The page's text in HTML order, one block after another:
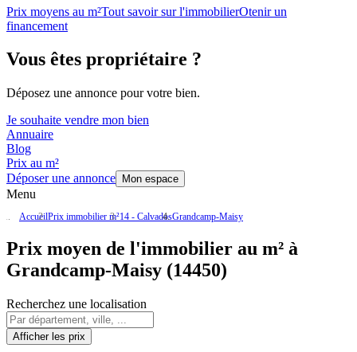
Prix moyens au m²Tout savoir sur l'immobilierOtenir un
financement
Vous êtes propriétaire ?
Déposez une annonce pour votre bien.
Je souhaite vendre mon bien
Annuaire
Blog
Prix au m²
Déposer une annonce
Mon espace
Menu
AccueilPrix immobilier m²14 - CalvadosGrandcamp-Maisy
Prix moyen de l'immobilier au m² à
Grandcamp-Maisy (14450)
Recherchez une localisation
Afficher les prix